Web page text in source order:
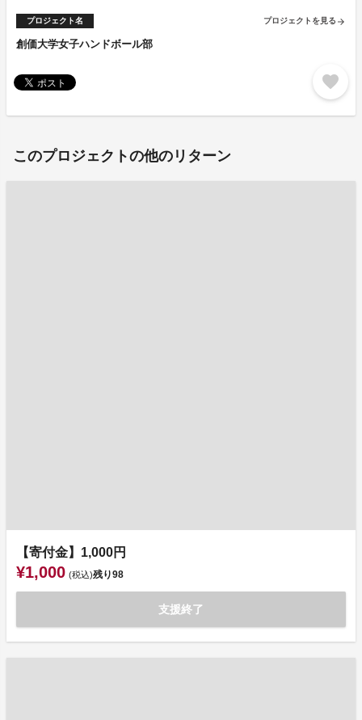
プロジェクト名 プロジェクトを見る arrow_forward
創価大学女子ハンドボール部
favorite
このプロジェクトの他のリターン
【寄付金】1,000円
¥1,000 (税込)残り98
支援終了